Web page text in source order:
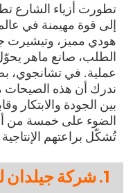
تطورت أزياء الشارع
إلى قوة مهيمنة في
هودي مميز،
الطلب، صانع ماهر
عملية. في تشانجوي،
ندرك أن هذه الصيحات
بين الجودة والابتكار
الضوء على خمسة من
تُشكّل براعتهم
1. شركة جيلدان للملابس الرياضية